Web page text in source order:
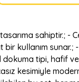
sahiptir.;
kullanım
dokuma tipi, hafif
kesimiyle